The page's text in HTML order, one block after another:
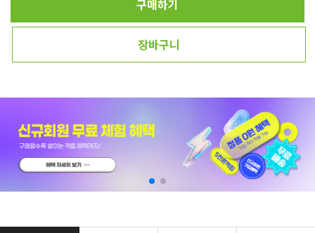
구매하기
장바구니